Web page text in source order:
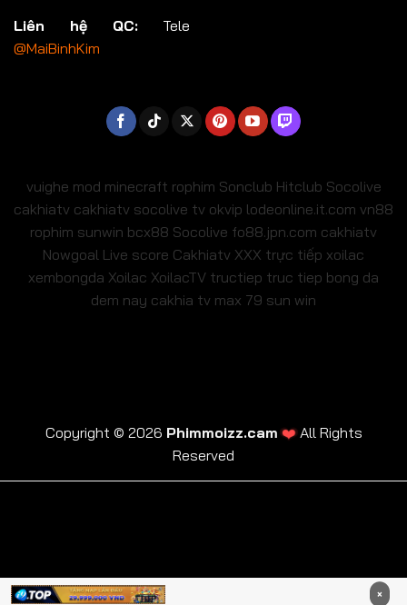
Liên hệ QC: Tele
@MaiBinhKim
vuighe mod minecraft rophim Sonclub Hitclub Socolive
cakhiatv cakhiatv socolive tv okvip lodeonline.it.com vn88
rophim sunwin bcx88 Socolive fo88.jpn.com cakhiatv
Nowgoal Live score Cakhiatv XXX trực tiếp xoilac
xembongda Xoilac XoilacTV tructiep truc tiep bong da
dem nay cakhia tv max 79 sun win
Copyright © 2026 Phimmoizz.cam❤️All Rights
Reserved
truc tiep bong da dem nay
×